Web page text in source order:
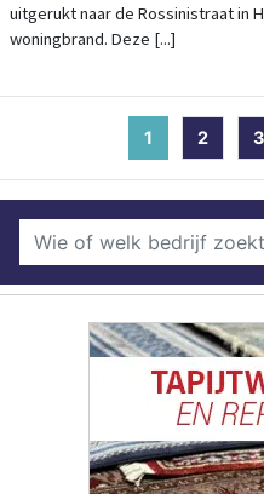
uitgerukt naar de Rossinistraat in
woningbrand. Deze [...]
1 (current)
2 3